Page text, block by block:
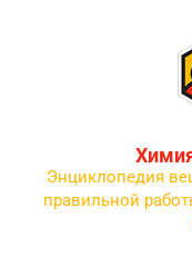
Энциклопедия
правильной